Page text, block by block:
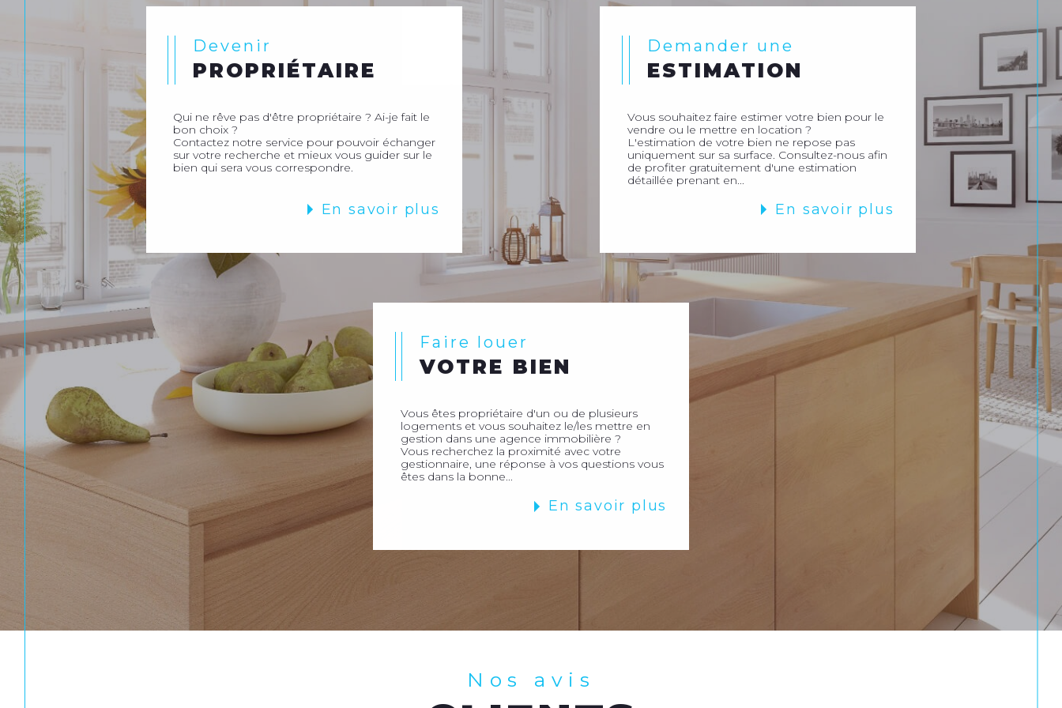
Devenir
PROPRIÉTAIRE
Qui ne rêve pas d'être propriétaire ? Ai-je fait le
bon choix ?
Contactez notre service pour pouvoir échanger
sur votre recherche et mieux vous guider sur le
bien qui sera vous correspondre.
En savoir plus
Demander une
ESTIMATION
Vous souhaitez faire estimer votre bien pour le
vendre ou le mettre en location ?
L'estimation de votre bien ne repose pas
uniquement sur sa surface. Consultez-nous afin
de profiter gratuitement d'une estimation
détaillée prenant en...
En savoir plus
Faire louer
VOTRE BIEN
Vous êtes propriétaire d'un ou de plusieurs
logements et vous souhaitez le/les mettre en
gestion dans une agence immobilière ?
Vous recherchez la proximité avec votre
gestionnaire, une réponse à vos questions vous
êtes dans la bonne...
En savoir plus
Nos avis